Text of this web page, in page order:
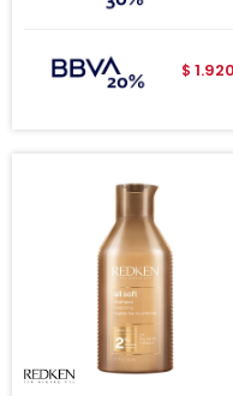
$ 1.920